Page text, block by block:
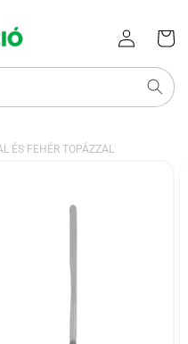
Bejelentkezés
kosara
ÉS FEHÉR TOPÁZZAL